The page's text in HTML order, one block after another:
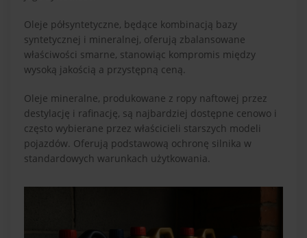
Oleje półsyntetyczne, będące kombinacją bazy
syntetycznej i mineralnej, oferują zbalansowane
właściwości smarne, stanowiąc kompromis między
wysoką jakością a przystępną ceną.
Oleje mineralne, produkowane z ropy naftowej przez
destylację i rafinację, są najbardziej dostępne cenowo i
często wybierane przez właścicieli starszych modeli
pojazdów. Oferują podstawową ochronę silnika w
standardowych warunkach użytkowania.